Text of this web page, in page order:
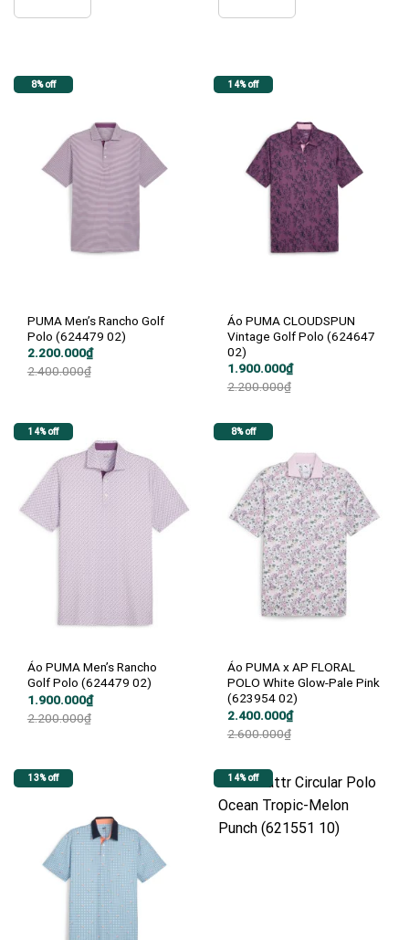
8% off
PUMA Men’s Rancho Golf
Polo (624479 02)
2.400.000₫
Giá
là:
2.200.000₫
Giá
tại
14% off
Áo PUMA CLOUDSPUN
Vintage Golf Polo (624647
02)
2.200.000₫
Giá
là:
1.900.000₫
Giá
tại
14% off
Áo PUMA Men’s Rancho
Golf Polo (624479 02)
2.200.000₫
Giá
là:
1.900.000₫
Giá
tại
8% off
Áo PUMA x AP FLORAL
POLO White Glow-Pale Pink
(623954 02)
2.600.000₫
Giá
là:
2.400.000₫
Giá
tại
13% off 14% off